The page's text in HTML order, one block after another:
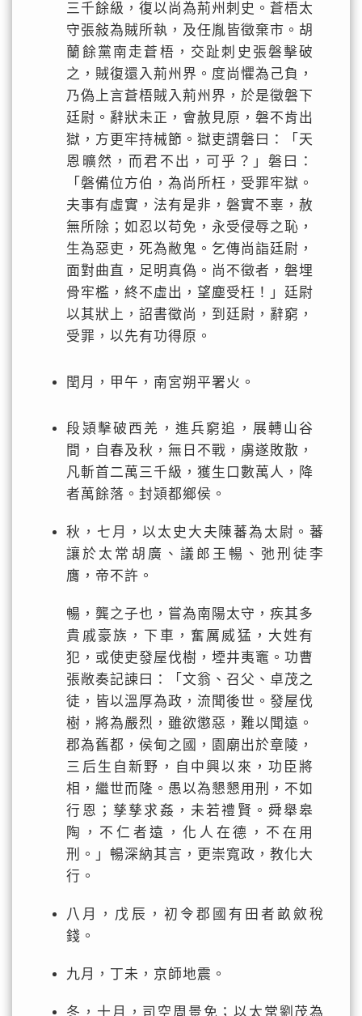
三千餘級，復以尚為荊州刺史。蒼梧太
守張敍為賊所執，及任胤皆徵棄市。胡
蘭餘黨南走蒼梧，交趾刺史張磐擊破
之，賊復還入荊州界。度尚懼為己負，
乃偽上言蒼梧賊入荊州界，於是徵磐下
廷尉。辭狀未正，會赦見原，磐不肯出
獄，方更牢持械節。獄吏謂磐曰：「天
恩曠然，而君不出，可乎？」磐曰：
「磐備位方伯，為尚所枉，受罪牢獄。
夫事有虛實，法有是非，磐實不辜，赦
無所除；如忍以苟免，永受侵辱之恥，
生為惡吏，死為敝鬼。乞傳尚詣廷尉，
面對曲直，足明真偽。尚不徵者，磐埋
骨牢檻，終不虛出，望塵受枉！」廷尉
以其狀上，詔書徵尚，到廷尉，辭窮，
受罪，以先有功得原。
閏月，甲午，南宮朔平署火。
段熲擊破西羌，進兵窮追，展轉山谷
間，自春及秋，無日不戰，虜遂敗散，
凡斬首二萬三千級，獲生口數萬人，降
者萬餘落。封熲都鄉侯。
秋，七月，以太史大夫陳蕃為太尉。蕃
讓於太常胡廣、議郎王暢、弛刑徒李
膺，帝不許。
暢，龔之子也，嘗為南陽太守，疾其多
貴戚豪族，下車，奮厲威猛，大姓有
犯，或使吏發屋伐樹，堙井夷竈。功曹
張敞奏記諫曰：「文翁、召父、卓茂之
徒，皆以溫厚為政，流聞後世。發屋伐
樹，將為嚴烈，雖欲懲惡，難以聞遠。
郡為舊都，侯甸之國，園廟出於章陵，
三后生自新野，自中興以來，功臣將
相，繼世而隆。愚以為懇懇用刑，不如
行恩；孳孳求姦，未若禮賢。舜舉皋
陶，不仁者遠，化人在德，不在用
刑。」暢深納其言，更崇寬政，教化大
行。
八月，戊辰，初令郡國有田者畝斂稅
錢。
九月，丁未，京師地震。
冬，十月，司空周景免；以太常劉茂為